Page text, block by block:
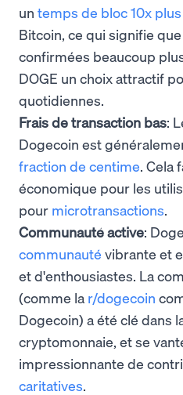
un temps de bloc 10x
Bitcoin, ce qui signifie
confirmées beaucoup
DOGE un choix attractif
quotidiennes.
Frais de transaction bas:
Dogecoin est
fraction de centime. Cela
économique pour les
pour microtransactions.
Communauté active:
communauté vibrante et
et d'enthousiastes. La
(comme la r/dogecoin
Dogecoin) a été clé dans
cryptomonnaie, et se
impressionnante de
caritatives.